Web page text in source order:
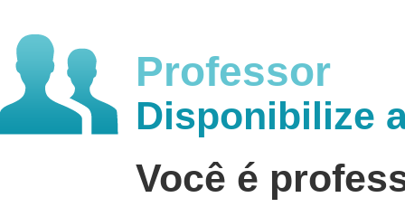
Professor
Disponibilize
Você é